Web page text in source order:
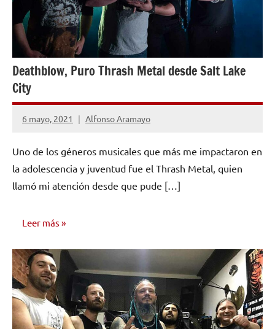
Deathblow, Puro Thrash Metal desde Salt Lake
City
6 mayo, 2021 Alfonso Aramayo
No
comentarios
Uno de los géneros musicales que más me impactaron en
la adolescencia y juventud fue el Thrash Metal, quien
llamó mi atención desde que pude […]
Leer más
ENTREVISTAS